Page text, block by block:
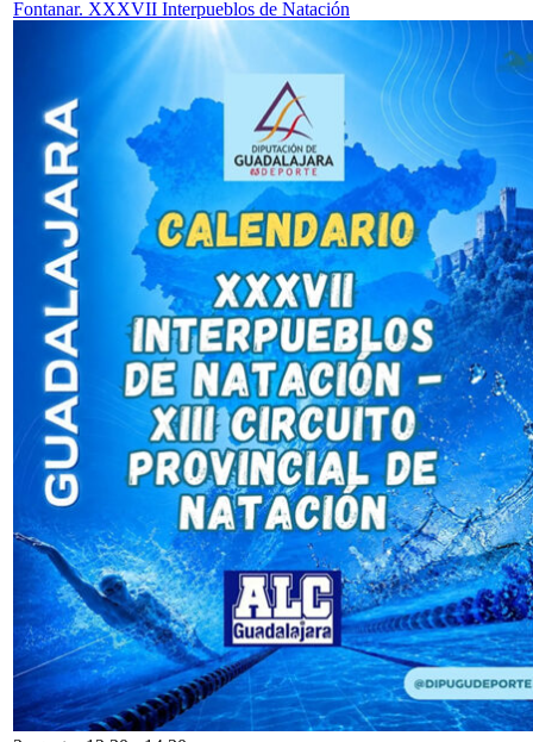
Fontanar. XXXVII Interpueblos de Natación